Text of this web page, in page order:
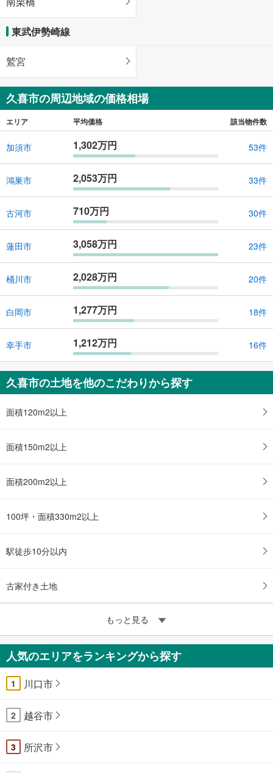
東武伊勢崎線
鷲宮
久喜市の周辺地域の価格相場
エリア 平均価格 該当物件数
加須市 1,302万円 53件
鴻巣市 2,053万円 33件
古河市 710万円 30件
蓮田市 3,058万円 23件
桶川市 2,028万円 20件
白岡市 1,277万円 18件
幸手市 1,212万円 16件
久喜市の土地を他のこだわりから探す
面積120m2以上
面積150m2以上
面積200m2以上
100坪・面積330m2以上
駅徒歩10分以内
古家付き土地
もっと見る
人気のエリアをランキングから探す
1 川口市
2 越谷市
3 所沢市